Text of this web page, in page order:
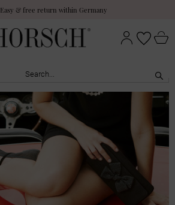
Easy & free return within Germany